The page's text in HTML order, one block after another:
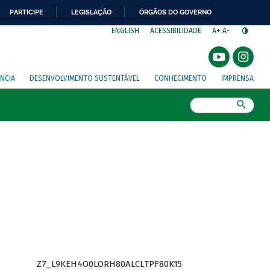
PARTICIPE LEGISLAÇÃO ÓRGÃOS DO GOVERNO
ENGLISH ACESSIBILIDADE A+ A-
DESENVOLVIMENTO SUSTENTÁVEL CONHECIMENTO IMPRENSA
Z7_L9KEH4O0LORH80ALCLTPF80K15